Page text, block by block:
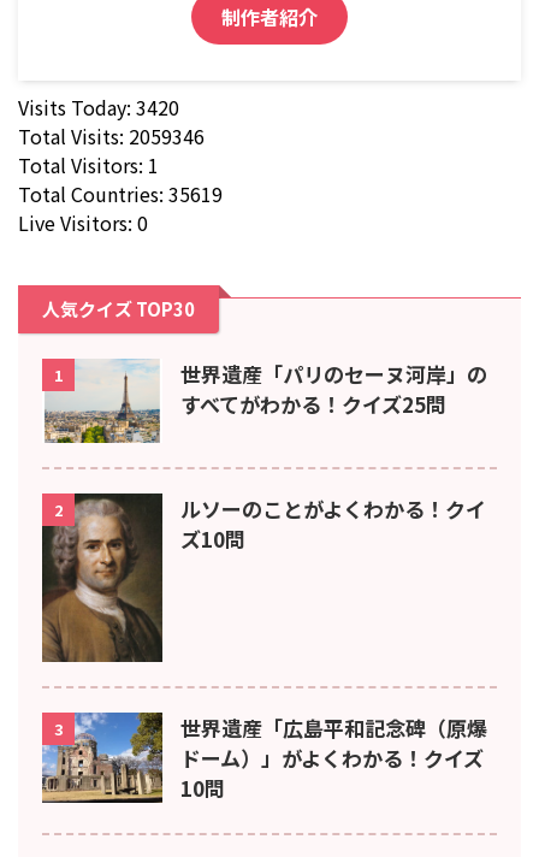
制作者紹介
Visits Today: 3420
Total Visits: 2059346
Total Visitors: 1
Total Countries: 35619
Live Visitors: 0
人気クイズ TOP30
1
世界遺産「パリのセーヌ河岸」の
すべてがわかる！クイズ25問
2
ルソーのことがよくわかる！クイ
ズ10問
3
世界遺産「広島平和記念碑（原爆
ドーム）」がよくわかる！クイズ
10問